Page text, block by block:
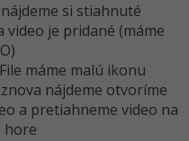
si stiahnuté
je pridané (máme
máme malú ikonu
nájdeme otvoríme
a pretiahneme video na
hore